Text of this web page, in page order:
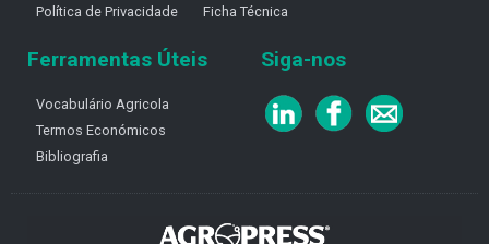
Política de Privacidade
Ficha Técnica
Ferramentas Úteis
Vocabulário Agricola
Termos Económicos
Bibliografia
Siga-nos